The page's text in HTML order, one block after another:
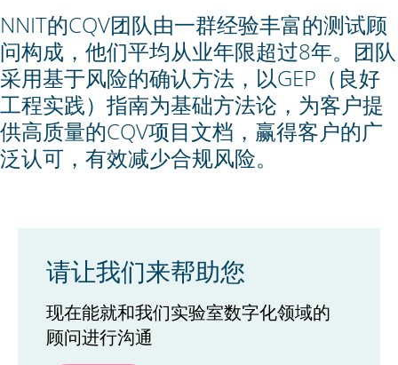
Waters
NNIT的CQV团队由一群经验丰富的测试顾
问构成，他们平均从业年限超过8年。团队
采用基于风险的确认方法，以GEP（良好
工程实践）指南为基础方法论，为客户提
供高质量的CQV项目文档，赢得客户的广
泛认可，有效减少合规风险。
请让我们来帮助您
现在能就和我们实验室数字化领域的
顾问进行沟通